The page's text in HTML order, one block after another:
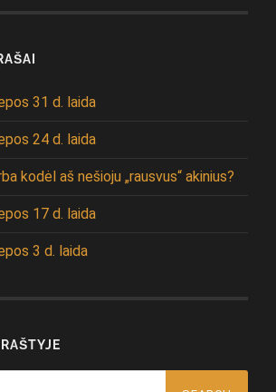
31 d. laida
24 d. laida
kodėl aš nešioju „rausvus“ akinius?
17 d. laida
3 d. laida